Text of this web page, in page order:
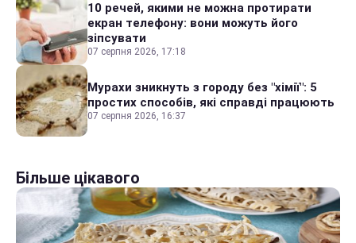
10 речей, якими не можна протирати
екран телефону: вони можуть його
зіпсувати
07 серпня 2026, 17:18
Мурахи зникнуть з городу без "хімії": 5
простих способів, які справді працюють
07 серпня 2026, 16:37
Більше цікавого